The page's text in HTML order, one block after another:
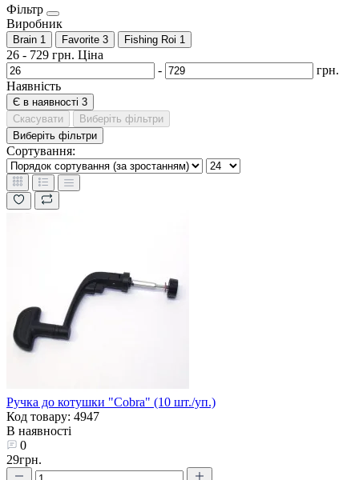
Фільтр
Виробник
Brain 1 Favorite 3 Fishing Roi 1
26 - 729 грн. Ціна
-
грн.
Наявність
Є в наявності 3
Скасувати
Виберіть фільтри
Виберіть фільтри
Сортування:
Ручка до котушки "Cobra" (10 шт./уп.)
Код товару: 4947
В наявності
0
29грн.